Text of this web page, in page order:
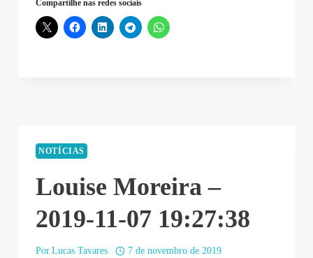
Compartilhe nas redes sociais
NOTÍCIAS
Louise Moreira –
2019-11-07 19:27:38
Por Lucas Tavares
7 de novembro de 2019